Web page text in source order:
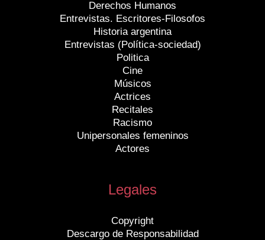
Derechos Humanos
Entrevistas. Escritores-Filosofos
Historia argentina
Entrevistas (Política-sociedad)
Politica
Cine
Músicos
Actrices
Recitales
Racismo
Unipersonales femeninos
Actores
Legales
Copyright
Descargo de Responsabilidad